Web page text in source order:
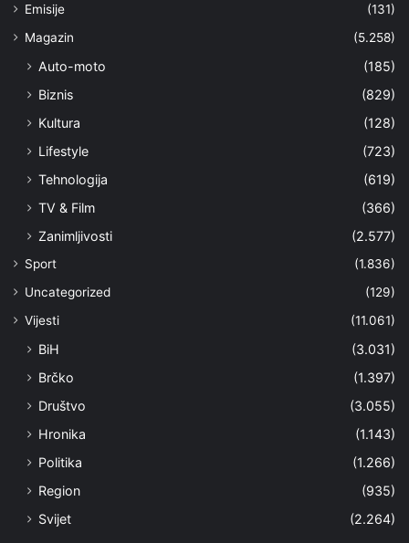
Emisije
(131)
Magazin
(5.258)
Auto-moto
(185)
Biznis
(829)
Kultura
(128)
Lifestyle
(723)
Tehnologija
(619)
TV & Film
(366)
Zanimljivosti
(2.577)
Sport
(1.836)
Uncategorized
(129)
Vijesti
(11.061)
BiH
(3.031)
Brčko
(1.397)
Društvo
(3.055)
Hronika
(1.143)
Politika
(1.266)
Region
(935)
Svijet
(2.264)